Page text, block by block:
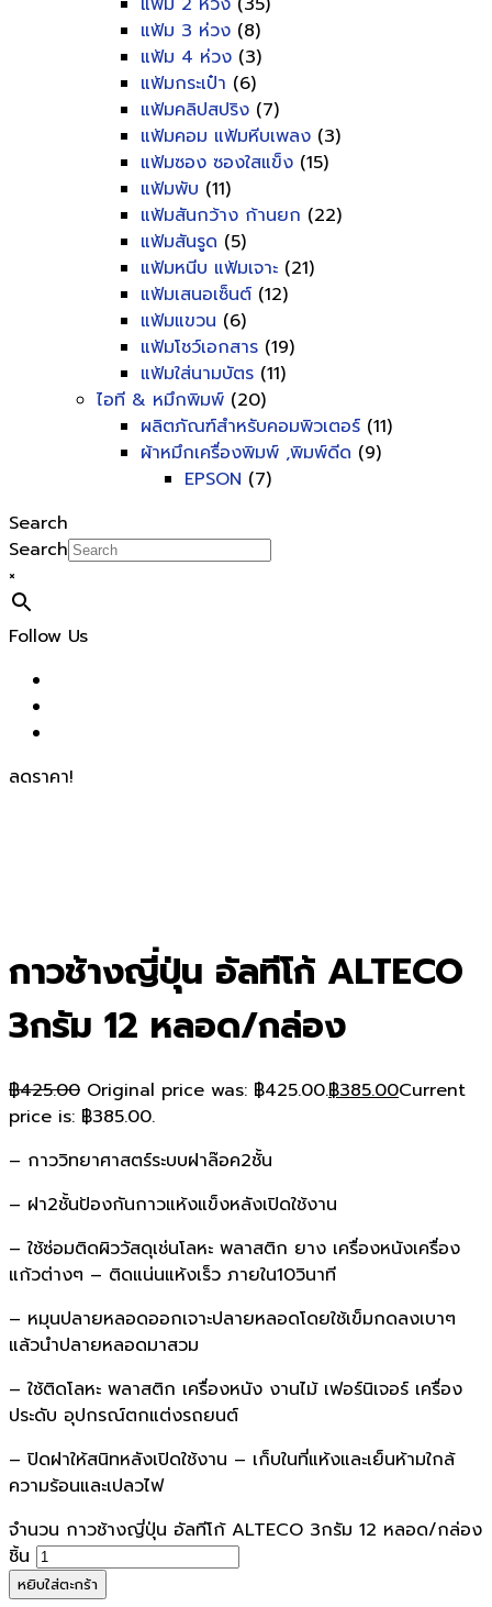
แฟ้ม 3 ห่วง (8)
แฟ้ม 4 ห่วง (3)
แฟ้มกระเป๋า (6)
แฟ้มคลิปสปริง (7)
แฟ้มคอม แฟ้มหีบเพลง (3)
แฟ้มซอง ซองใสแข็ง (15)
แฟ้มพับ (11)
แฟ้มสันกว้าง ก้านยก (22)
แฟ้มสันรูด (5)
แฟ้มหนีบ แฟ้มเจาะ (21)
แฟ้มเสนอเซ็นต์ (12)
แฟ้มแขวน (6)
แฟ้มโชว์เอกสาร (19)
แฟ้มใส่นามบัตร (11)
ไอที & หมึกพิมพ์ (20)
ผลิตภัณฑ์สำหรับคอมพิวเตอร์ (11)
ผ้าหมึกเครื่องพิมพ์ ,พิมพ์ดีด (9)
EPSON (7)
Search
Search
×
Follow Us
ลดราคา!
กาวช้างญี่ปุ่น อัลทีโก้ ALTECO
3กรัม 12 หลอด/กล่อง
฿425.00 Original price was: ฿425.00.฿385.00Current
price is: ฿385.00.
– กาววิทยาศาสตร์ระบบฝาล๊อค2ชั้น
– ฝา2ชั้นป้องกันกาวแห้งแข็งหลังเปิดใช้งาน
– ใช้ซ่อมติดผิววัสดุเช่นโลหะ พลาสติก ยาง เครื่องหนังเครื่อง
แก้วต่างๆ – ติดแน่นแห้งเร็ว ภายใน10วินาที
– หมุนปลายหลอดออกเจาะปลายหลอดโดยใช้เข็มกดลงเบาๆ
แล้วนำปลายหลอดมาสวม
– ใช้ติดโลหะ พลาสติก เครื่องหนัง งานไม้ เฟอร์นิเจอร์ เครื่อง
ประดับ อุปกรณ์ตกแต่งรถยนต์
– ปิดฝาให้สนิทหลังเปิดใช้งาน – เก็บในที่แห้งและเย็นห้ามใกล้
ความร้อนและเปลวไฟ
จำนวน กาวช้างญี่ปุ่น อัลทีโก้ ALTECO 3กรัม 12 หลอด/กล่อง
ชิ้น
หยิบใส่ตะกร้า